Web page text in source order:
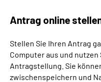
Über uns & Presse
Online-Services
Suche
Antrag online
Stellen Sie Ihren Antrag
Computer aus und
Antragstellung. Sie
zwischenspeichern und